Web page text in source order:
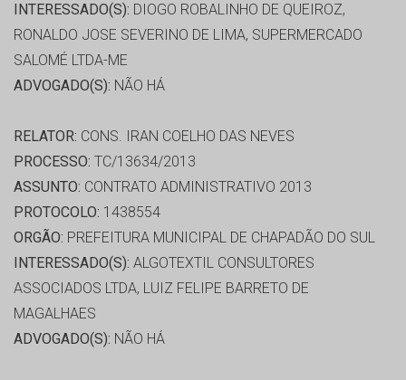
INTERESSADO(S): DIOGO ROBALINHO DE QUEIROZ,
RONALDO JOSE SEVERINO DE LIMA, SUPERMERCADO
SALOMÉ LTDA-ME
ADVOGADO(S): NÃO HÁ
RELATOR: CONS. IRAN COELHO DAS NEVES
PROCESSO: TC/13634/2013
ASSUNTO: CONTRATO ADMINISTRATIVO 2013
PROTOCOLO: 1438554
ORGÃO: PREFEITURA MUNICIPAL DE CHAPADÃO DO SUL
INTERESSADO(S): ALGOTEXTIL CONSULTORES
ASSOCIADOS LTDA, LUIZ FELIPE BARRETO DE
MAGALHAES
ADVOGADO(S): NÃO HÁ